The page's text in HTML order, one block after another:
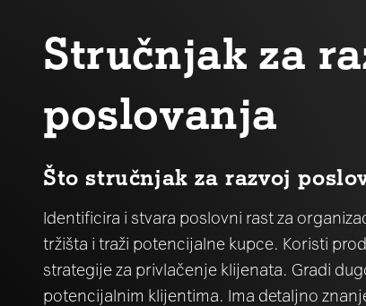
Stručnjak za
poslovanja
Što stručnjak za razvoj
Identificira i stvara poslovni rast za
tržišta i traži potencijalne kupce. Koristi
strategije za privlačenje klijenata. Gradi
potencijalnim klijentima. Ima detaljno